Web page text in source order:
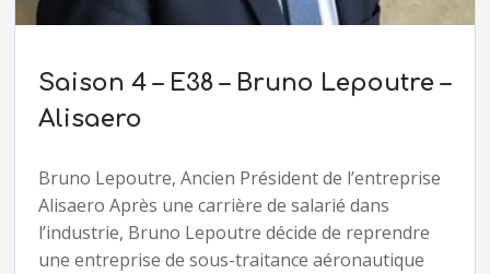
Saison 4 – E38 – Bruno Lepoutre –
Alisaero
Bruno Lepoutre, Ancien Président de l’entreprise
Alisaero Après une carrière de salarié dans
l’industrie, Bruno Lepoutre décide de reprendre
une entreprise de sous-traitance aéronautique